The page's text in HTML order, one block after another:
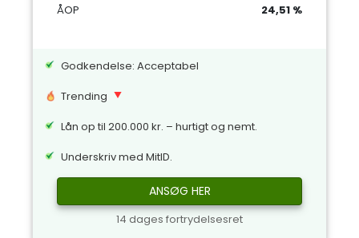
ÅOP
24,51 %
Godkendelse: Acceptabel
Trending
Lån op til 200.000 kr. – hurtigt og nemt.
Underskriv med MitID.
ANSØG HER
14 dages fortrydelsesret